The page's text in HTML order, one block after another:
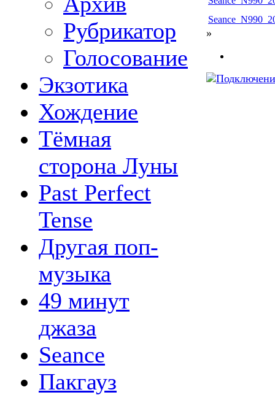
Рубрикатор
Голосование
Экзотика
Хождение
Тёмная
сторона Луны
Past Perfect
Tense
Другая поп-
музыка
49 минут
джаза
Seance
Пакгауз
»